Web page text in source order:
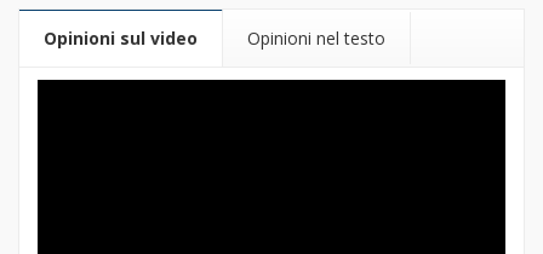
Opinioni sul video Opinioni nel testo